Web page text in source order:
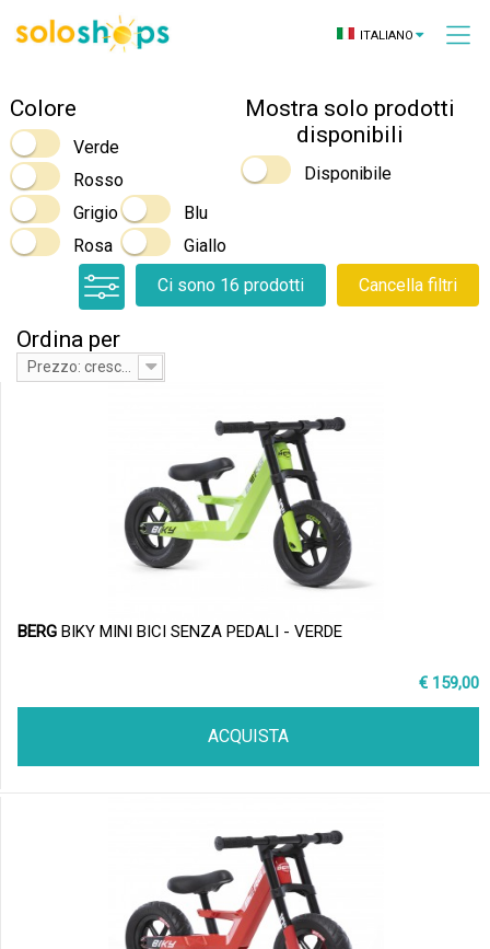
ITALIANO
Colore
Verde
Rosso
Grigio
Blu
Rosa
Giallo
Mostra solo prodotti
disponibili
Disponibile
Cancella filtri
Ci sono 16 prodotti
Ordina per
BERG BIKY MINI BICI SENZA PEDALI - VERDE
€ 159,00
ACQUISTA